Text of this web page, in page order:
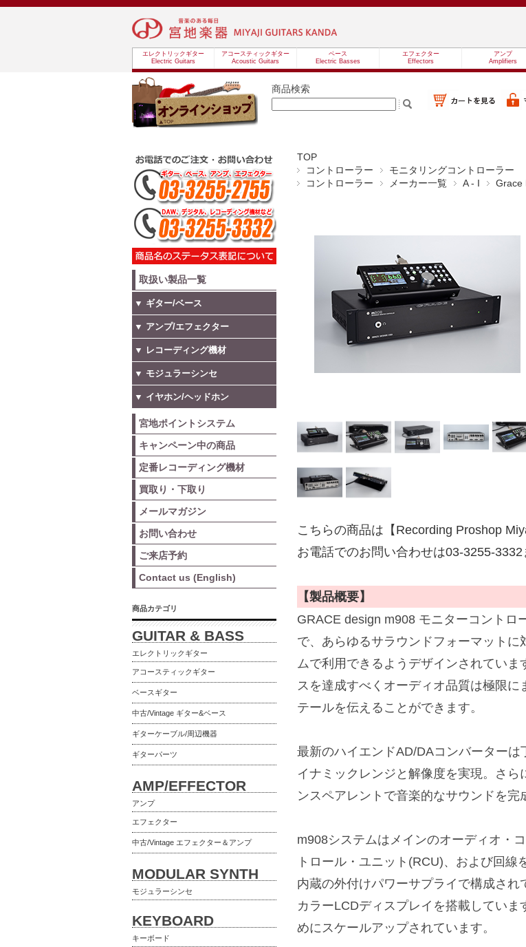
エレクトリックギター
Electric Guitars
アコースティックギター
Acoustic Guitars
ベース
Electric Basses
エフェクター
Effectors
アンプ
Amplifiers
商品検索
TOP
コントローラー
モニタリングコントローラー
コントローラー
メーカー一覧 A - I Grace
こちらの商品は【Recording Proshop
お電話でのお問い合わせは03-3255-3332
【製品概要】
GRACE design m908 モニターコントロ
で、あらゆるサラウンドフォーマット
ムで利用できるようデザインされてい
スを達成すべくオーディオ品質は極限
テールを伝えることができます。
最新のハイエンドAD/DAコンバーター
イナミックレンジと解像度を実現。さ
ンスペアレントで音楽的なサウンドを完
m908システムはメインのオーディオ・
トロール・ユニット(RCU)、および回
内蔵の外付けパワーサプライで構成さ
カラーLCDディスプレイを搭載してい
めにスケールアップされています。
取扱い製品一覧
▼ ギター/ベース
▼ アンプ/エフェクター
▼ レコーディング機材
▼ モジュラーシンセ
▼ イヤホン/ヘッドホン
宮地ポイントシステム
キャンペーン中の商品
定番レコーディング機材
買取り・下取り
メールマガジン
お問い合わせ
ご来店予約
Contact us (English)
商品カテゴリ
GUITAR & BASS
エレクトリックギター
アコースティックギター
ベースギター
中古/Vintage ギター&ベース
ギターケーブル/周辺機器
ギターパーツ
AMP/EFFECTOR
アンプ
エフェクター
中古/Vintage エフェクター＆アンプ
MODULAR SYNTH
モジュラーシンセ
KEYBOARD
キーボード